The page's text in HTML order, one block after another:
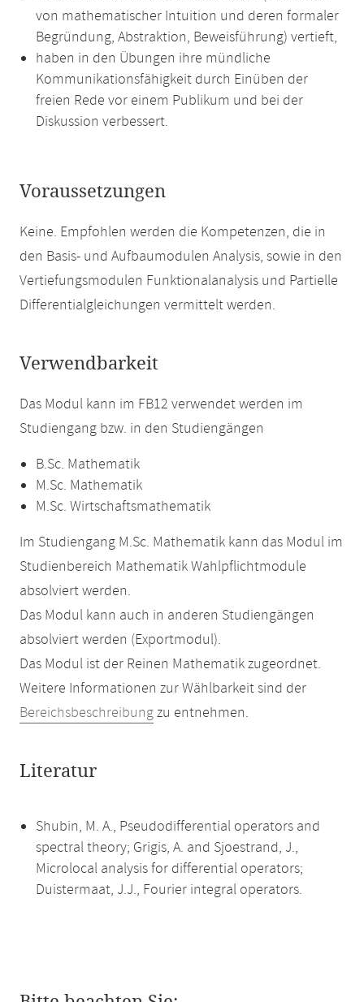
von mathematischer Intuition und deren formaler
Begründung, Abstraktion, Beweisführung) vertieft,
haben in den Übungen ihre mündliche
Kommunikationsfähigkeit durch Einüben der
freien Rede vor einem Publikum und bei der
Diskussion verbessert.
Voraussetzungen
Keine. Empfohlen werden die Kompetenzen, die in
den Basis- und Aufbaumodulen Analysis, sowie in den
Vertiefungsmodulen Funktionalanalysis und Partielle
Differentialgleichungen vermittelt werden.
Verwendbarkeit
Das Modul kann im FB12 verwendet werden im
Studiengang bzw. in den Studiengängen
B.Sc. Mathematik
M.Sc. Mathematik
M.Sc. Wirtschaftsmathematik
Im Studiengang M.Sc. Mathematik kann das Modul im
Studienbereich Mathematik Wahlpflichtmodule
absolviert werden.
Das Modul kann auch in anderen Studiengängen
absolviert werden (Exportmodul).
Das Modul ist der Reinen Mathematik zugeordnet.
Weitere Informationen zur Wählbarkeit sind der
Bereichsbeschreibungzu entnehmen.
Literatur
Shubin, M. A., Pseudodifferential operators and
spectral theory; Grigis, A. and Sjoestrand, J.,
Microlocal analysis for differential operators;
Duistermaat, J.J., Fourier integral operators.